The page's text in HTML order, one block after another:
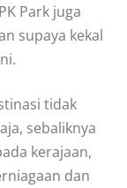
Park juga
supaya kekal
tidak
sebaliknya
kerajaan,
dan